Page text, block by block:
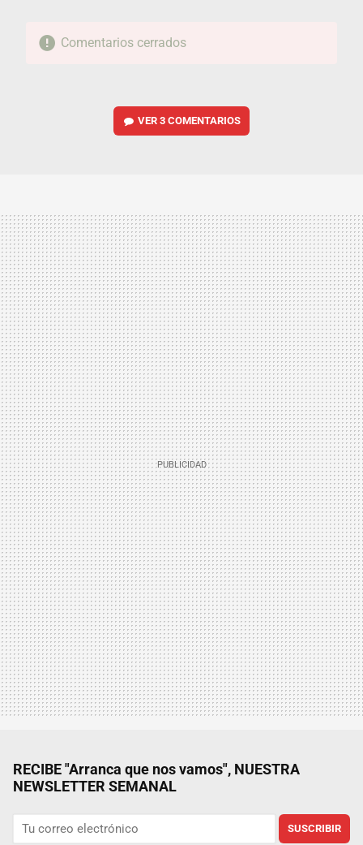
Comentarios cerrados
VER3 COMENTARIOS
RECIBE "Arranca que nos vamos", NUESTRA
NEWSLETTER SEMANAL
SUSCRIBIR